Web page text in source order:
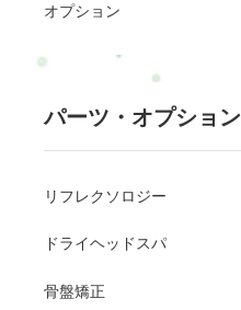
オプション
パーツ・オプション
リフレクソロジー
ドライヘッドスパ
骨盤矯正